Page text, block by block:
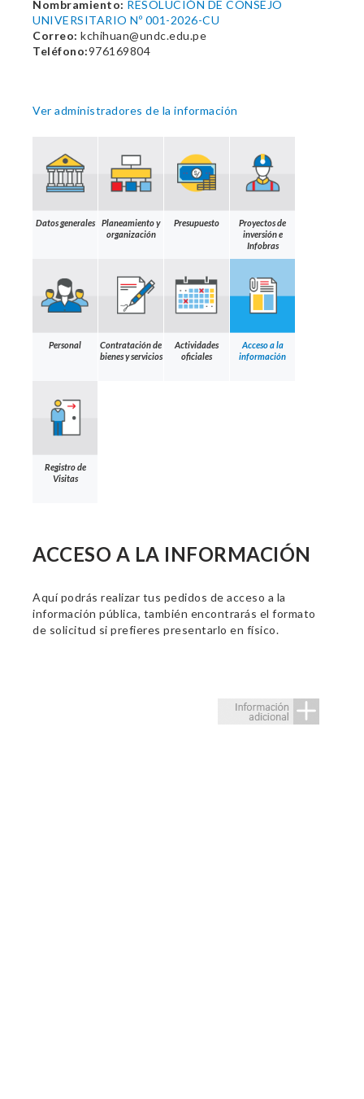
Nombramiento: RESOLUCIÓN DE CONSEJO
UNIVERSITARIO Nº 001-2026-CU
Correo: kchihuan@undc.edu.pe
Teléfono:976169804
Ver administradores de la información
Datos generales
Planeamiento y
organización
Presupuesto
Proyectos de
inversión e
Infobras
Personal
Contratación de
bienes y servicios
Actividades
oficiales
Acceso a la
información
Registro de
Visitas
ACCESO A LA INFORMACIÓN
Aquí podrás realizar tus pedidos de acceso a la
información pública, también encontrarás el formato
de solicitud si prefieres presentarlo en físico.